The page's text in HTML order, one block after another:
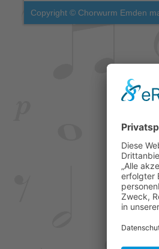
Copyright © Chorwurm Emden